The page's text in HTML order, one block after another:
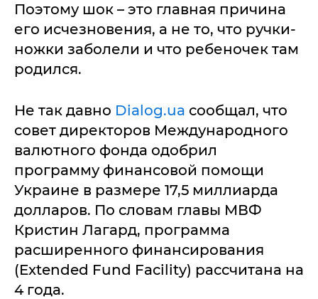
Поэтому шок – это главная причина
его исчезновения, а не то, что ручки-
ножки заболели и что ребеночек там
родился.
Не так давно Dialog.ua сообщал, что
совет директоров Международного
валютного фонда одобрил
программу финансовой помощи
Украине в размере 17,5 миллиарда
долларов. По словам главы МВФ
Кристин Лагард, программа
расширенного финансирования
(Extended Fund Facility) рассчитана на
4 года.